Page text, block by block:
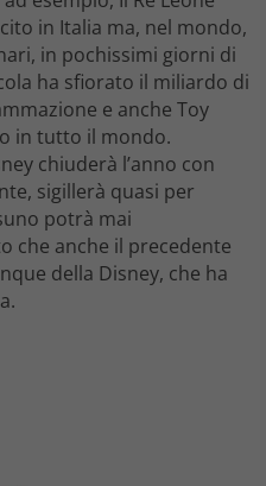
in Italia ma, nel mondo,
in pochissimi giorni di
ha sfiorato il miliardo di
e anche Toy
in tutto il mondo.
chiuderà l’anno con
sigillerà quasi per
potrà mai
che anche il precedente
della Disney, che ha